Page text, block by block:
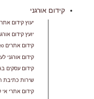
קידום אורגני
יעוץ קידום
יועץ קידום
קידום אתרים seo
קידום אורגני
קידום עסקים
שירות כתיבת
קידום אתרי אי